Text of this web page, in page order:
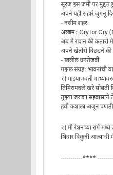
सूरज इस जमी पर मुद्दत
अपने यही सहारे जुगनू
- नसीम शहर
अल्बम : Cry for Cry
अब मै राशन की कतारों
अपने खेतोंसे बिछडने की
- खलील धनतेजवी
गझल संग्रह: भावनांची
१) माझ्याभवती
तिमिरामधले खरे सोबती
तुझ्या जराशा सहवासाने
हवी कशाला अजून पणती
२) मी रेशनच्या रांगे मध्ये
शिवार विकुनी आल्याची
-----------****